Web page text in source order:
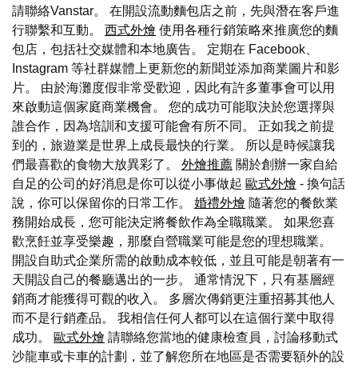
請聯絡Vanstar。 在開設流動麵包店之前，先與潛在客戶進
行聯繫和互動。 西式外燴 使用各種行銷策略來推廣您的麵
包店，包括社交媒體和本地廣告。 定期在 Facebook、
Instagram 等社群媒體上更新您的新聞並添加商業圖片和影
片。 由於海灘度假非常受歡迎，因此有許多董事會可以用
來啟動這個家庭商業機會。 您的成功可能取決於您選擇與
誰合作，因為培訓和支援可能會有所不同。 正如我之前提
到的，旅遊業是世界上成長最快的行業。 所以是時候讓我
們最喜歡的食物大放異彩了。 外燴推薦 關於創辦一家自給
自足的公司的好消息是你可以從小事做起 歐式外燴 - 換句話
說，你可以保留你的日常工作。 婚禮外燴 隨著您的餐飲業
務開始成長，您可能決定將餐飲作為全職職業。 如果您喜
歡烹飪並享受樂趣，那麼自營職業可能是您的理想職業。
開設自助式企業所需的啟動成本較低，並且可能是朝著有一
天開設自己的餐廳邁出的一步。 通常情況下，只有基層經
銷商才能獲得可觀的收入。 多層次傳銷更注重招募其他人
而不是行銷產品。 我相信任何人都可以在這個行業中取得
成功。
歐式外燴 請聯絡您當地的健康檢查員，討論移動式
沙龍車或卡車的計劃，並了解您所在地區是否需要額外的設